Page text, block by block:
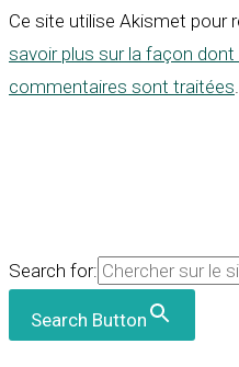
Ce site utilise Akismet pour
savoir plus sur la façon
commentaires sont traitées
Search for:
Search Button